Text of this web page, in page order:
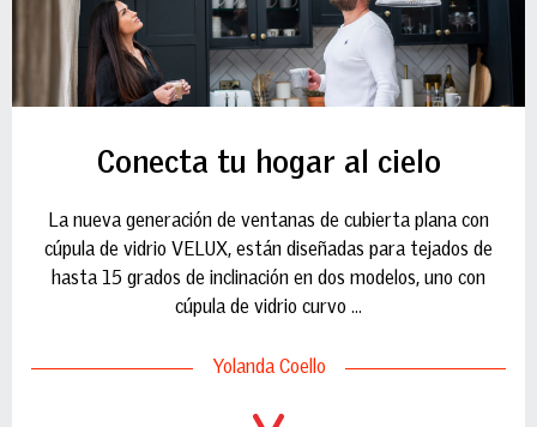
Conecta tu hogar al cielo
La nueva generación de ventanas de cubierta plana con
cúpula de vidrio VELUX, están diseñadas para tejados de
hasta 15 grados de inclinación en dos modelos, uno con
cúpula de vidrio curvo ...
Yolanda Coello